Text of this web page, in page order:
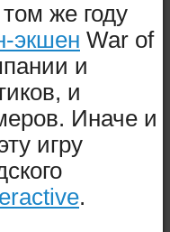
же году
экшен War of
и
и
Иначе и
игру
.